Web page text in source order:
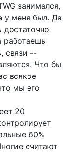
занимался,
у меня был. Да
достаточно
работаешь
связи --
Что бы
всякое
мы его
20
60%
считают